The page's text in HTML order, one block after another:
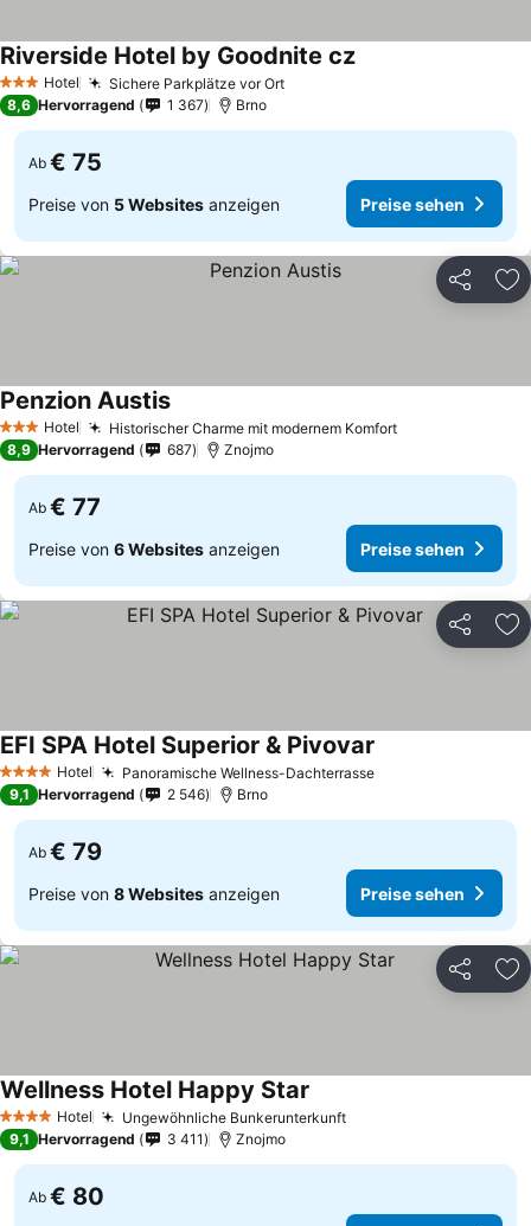
3 SterneHotel Sichere Parkplätze vor Ort
Riverside Hotel by Goodnite cz
8,6 Hervorragend 1 367 Brno
Ab € 75
Preise von 5 Websites anzeigen Preise sehen
Teilen
3 SterneHotel Historischer Charme mit modernem Komfort
Penzion Austis
8,9 Hervorragend 687 Znojmo
Ab € 77
Preise von 6 Websites anzeigen Preise sehen
Teilen
4 Sterne Hotel Panoramische Wellness-Dachterrasse
EFI SPA Hotel Superior & Pivovar
9,1 Hervorragend 2 546 Brno
Ab € 79
Preise von 8 Websites anzeigen Preise sehen
Teilen
4 Sterne Hotel Ungewöhnliche Bunkerunterkunft
Wellness Hotel Happy Star
9,1 Hervorragend 3 411 Znojmo
Ab € 80